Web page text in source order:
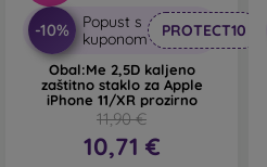
-10%
Popust s
kuponom
PROTECT10
Obal:Me 2,5D kaljeno
zaštitno staklo za Apple
iPhone 11/XR prozirno
11,90 €
10,71 €